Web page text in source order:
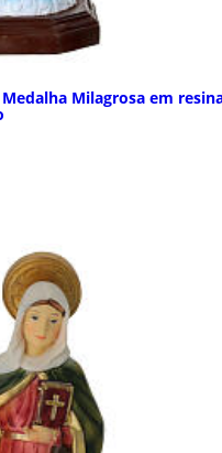
Milagrosa em